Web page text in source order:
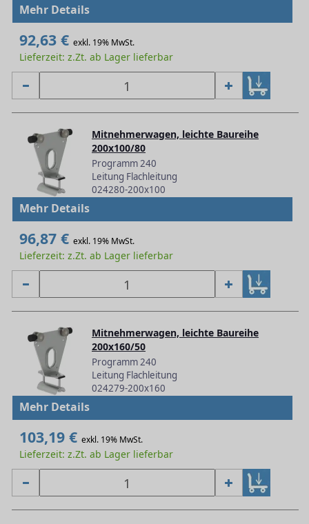
Mehr Details
92,63 € exkl. 19% MwSt.
Lieferzeit: z.Zt. ab Lager lieferbar
Mitnehmerwagen, leichte Baureihe
200x100/80
Programm 240
Leitung Flachleitung
024280-200x100
Mehr Details
96,87 € exkl. 19% MwSt.
Lieferzeit: z.Zt. ab Lager lieferbar
Mitnehmerwagen, leichte Baureihe
200x160/50
Programm 240
Leitung Flachleitung
024279-200x160
Mehr Details
103,19 € exkl. 19% MwSt.
Lieferzeit: z.Zt. ab Lager lieferbar